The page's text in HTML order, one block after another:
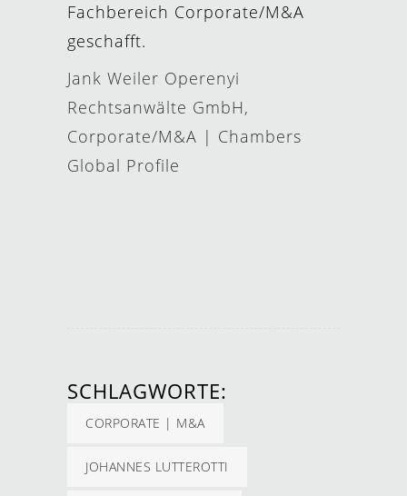
Fachbereich Corporate/M&A
geschafft.
Jank Weiler Operenyi
Rechtsanwälte GmbH,
Corporate/M&A | Chambers
Global Profile
SCHLAGWORTE:
CORPORATE | M&A
JOHANNES LUTTEROTTI